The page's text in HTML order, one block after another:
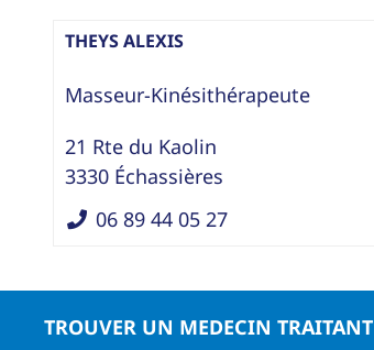
THEYS ALEXIS
Masseur-Kinésithérapeute
21 Rte du Kaolin
3330 Échassières
06 89 44 05 27
TROUVER UN MEDECIN TRAITANT